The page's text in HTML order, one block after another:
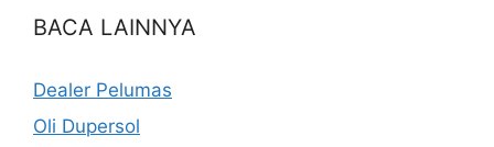
BACA LAINNYA
Dealer Pelumas
Oli Dupersol